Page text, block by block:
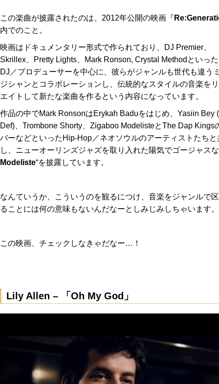
この楽曲が披露されたのは、2012年公開の映画『
内でのこと。
映画はドキュメンタリー形式で作られており、DJ Premier、
Skrillex、Pretty Lights、Mark Ronson, Crystal Methodといっ
DJ／プロデューサーを中心に、彼らがジャンルも世代も違う
ジシャンとコラボレーションし、伝統的なスタイルの音楽を
エイトして新たな楽曲を作るという内容になっています。
作品の中でMark RonsonはErykah Baduをはじめ、Yasiin Bey
Def)、Trombone Shorty、Zigaboo ModelisteとThe Dap Kings
バーなどといったHip-Hop／ネオソウルのアーティストたちと
し、ニューオーリンズジャズを取り入れた陽気でゴージャスな
Modeliste“を披露しています。
なんていうか、こういうのを観るにつけ、音楽をジャンルで
ることには何の意味もないんだなーとしみじみしちゃいます。
この映画、チェックしなきゃだなー…！
Lily Allen – 「Oh My God」